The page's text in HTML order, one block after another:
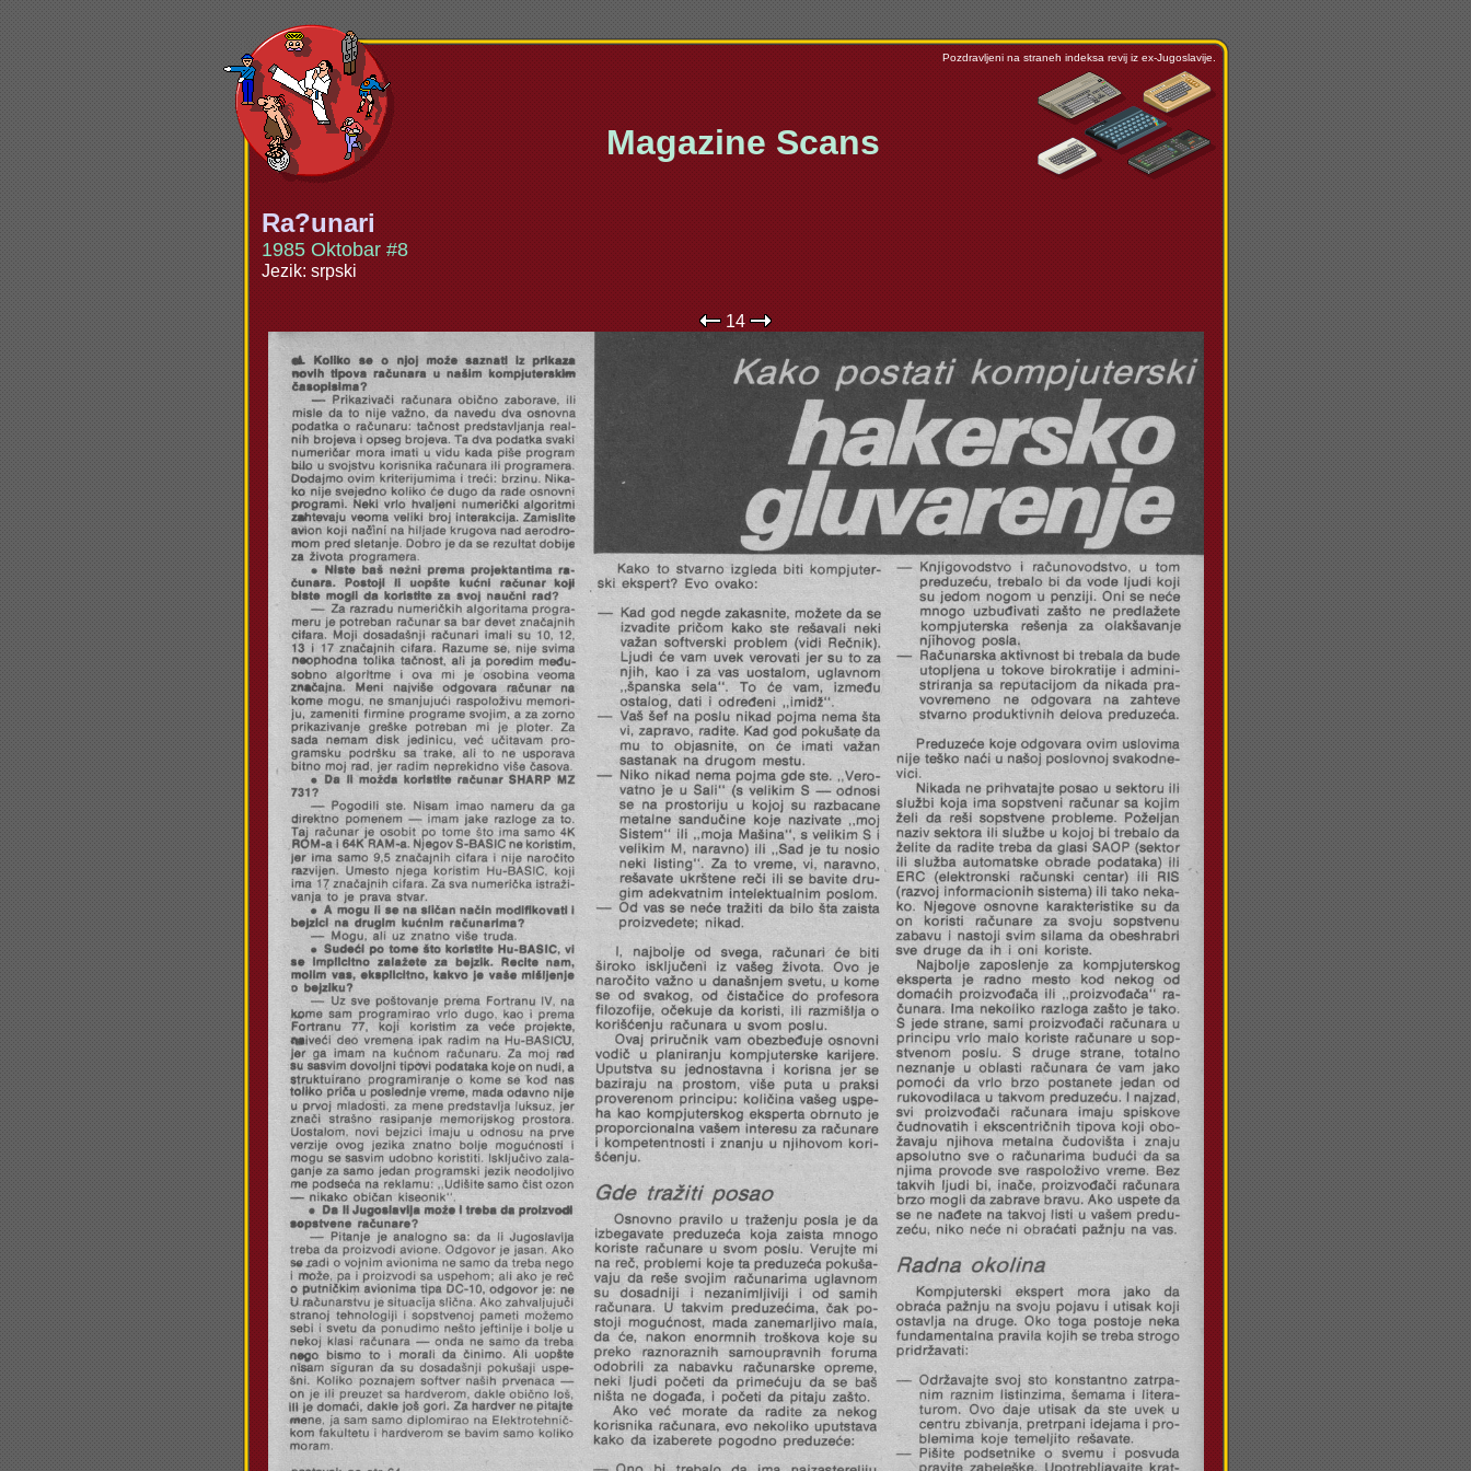
Pozdravljeni na straneh indeksa revij iz ex-Jugoslavije.
Magazine Scans
Ra?unari
1985 Oktobar #8
Jezik: srpski
14